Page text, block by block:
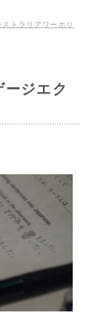
ストラリアワーホリ
ジエク